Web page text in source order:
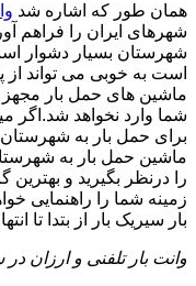
همان طور که اشاره شد
شهرهای ایران را فراهم
شهرستان بسیار دشوار
است به خوبی می تواند از
ماشین های حمل بار مجهز
شما وارد نخواهد شد.اگر
برای حمل بار به شهرستان
ماشین حمل بار به
را درنظر بگیرید و بهترین
زمینه شما را راهنمایی
بار سیریک بار از بتدا تا
وانت بار تلفنی و ارزان